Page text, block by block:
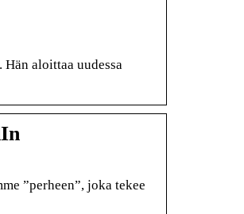
aloittaa uudessa
”perheen”, joka tekee